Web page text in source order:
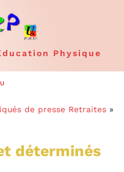
Physique
de presse Retraites »
déterminés